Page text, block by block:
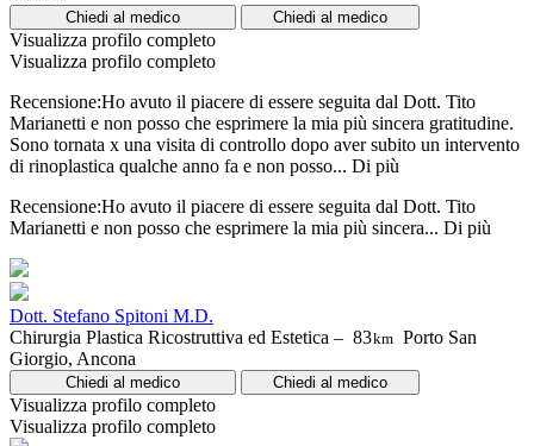
Chiedi al medico Chiedi al medico
Visualizza profilo completo
Visualizza profilo completo
Recensione:Ho avuto il piacere di essere seguita dal Dott. Tito
Marianetti e non posso che esprimere la mia più sincera gratitudine.
Sono tornata x una visita di controllo dopo aver subito un intervento
di rinoplastica qualche anno fa e non posso... Di più
Recensione:Ho avuto il piacere di essere seguita dal Dott. Tito
Marianetti e non posso che esprimere la mia più sincera... Di più
Dott. Stefano Spitoni M.D.
Chirurgia Plastica Ricostruttiva ed Estetica – 83km Porto San
Giorgio, Ancona
Chiedi al medico Chiedi al medico
Visualizza profilo completo
Visualizza profilo completo